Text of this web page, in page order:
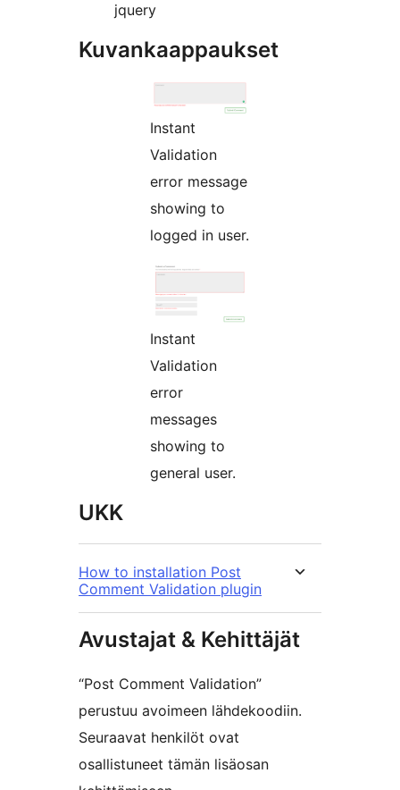
jquery
Kuvankaappaukset
Instant
Validation
error message
showing to
logged in user.
Instant
Validation
error
messages
showing to
general user.
UKK
How to installation Post
Comment Validation plugin
Avustajat & Kehittäjät
“Post Comment Validation”
perustuu avoimeen lähdekoodiin.
Seuraavat henkilöt ovat
osallistuneet tämän lisäosan